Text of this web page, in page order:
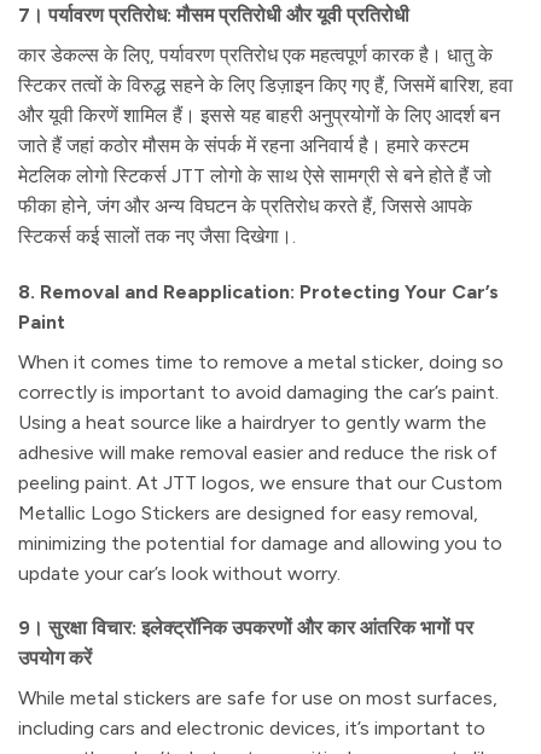
7। पर्यावरण प्रतिरोध: मौसम प्रतिरोधी और यूवी प्रतिरोधी
कार डेकल्स के लिए, पर्यावरण प्रतिरोध एक महत्वपूर्ण कारक है। धातु के
स्टिकर तत्वों के विरुद्ध सहने के लिए डिज़ाइन किए गए हैं, जिसमें बारिश, हवा
और यूवी किरणें शामिल हैं। इससे यह बाहरी अनुप्रयोगों के लिए आदर्श बन
जाते हैं जहां कठोर मौसम के संपर्क में रहना अनिवार्य है। हमारे कस्टम
मेटलिक लोगो स्टिकर्स JTT लोगो के साथ ऐसे सामग्री से बने होते हैं जो
फीका होने, जंग और अन्य विघटन के प्रतिरोध करते हैं, जिससे आपके
स्टिकर्स कई सालों तक नए जैसा दिखेगा।.
8. Removal and Reapplication: Protecting Your Car’s
Paint
When it comes time to remove a metal sticker, doing so
correctly is important to avoid damaging the car’s paint.
Using a heat source like a hairdryer to gently warm the
adhesive will make removal easier and reduce the risk of
peeling paint. At JTT logos, we ensure that our Custom
Metallic Logo Stickers are designed for easy removal,
minimizing the potential for damage and allowing you to
update your car’s look without worry.
9। सुरक्षा विचार: इलेक्ट्रॉनिक उपकरणों और कार आंतरिक भागों पर
उपयोग करें
While metal stickers are safe for use on most surfaces,
including cars and electronic devices, it’s important to